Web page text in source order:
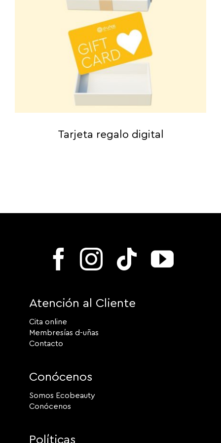
Tarjeta regalo digital
Atención al Cliente
Cita online
Membresías d-uñas
Contacto
Conócenos
Somos Ecobeauty
Conócenos
Políticas